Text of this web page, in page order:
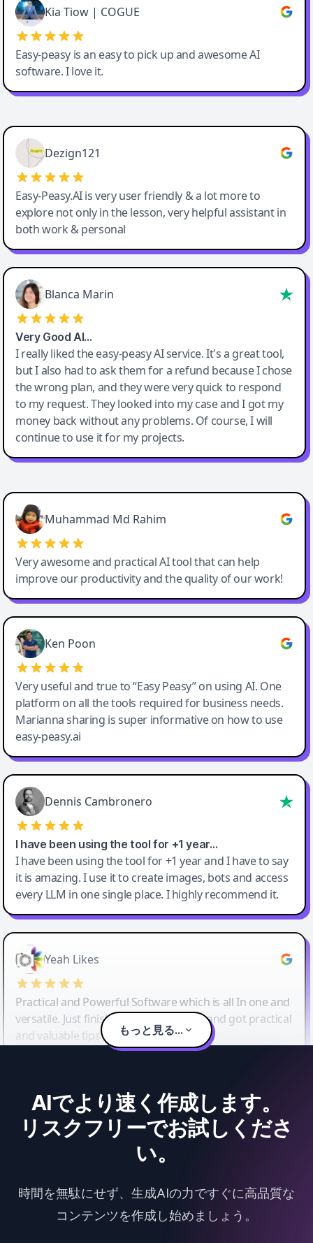
Great service, Best AI tool
Kia Tiow | COGUE
Easy-peasy is an easy to pick up and awesome AI
software. I love it.
Easy-Peasy AI
Dezign121
Easy-Peasy.AI is very user friendly & a lot more to
explore not only in the lesson, very helpful assistant in
both work & personal
Blanca Marin
Very Good AI…
I really liked the easy-peasy AI service. It's a great tool,
but I also had to ask them for a refund because I chose
the wrong plan, and they were very quick to respond
to my request. They looked into my case and I got my
money back without any problems. Of course, I will
continue to use it for my projects.
Easy-Peasy AI
Muhammad Md Rahim
Very awesome and practical AI tool that can help
improve our productivity and the quality of our work!
Ken Poon
Very useful and true to “Easy Peasy” on using AI. One
platform on all the tools required for business needs.
Marianna sharing is super informative on how to use
easy-peasy.ai
Dennis Cambronero
I have been using the tool for +1 year…
I have been using the tool for +1 year and I have to say
it is amazing. I use it to create images, bots and access
every LLM in one single place. I highly recommend it.
Yeah Likes
Practical and Powerful Software which is all In one and
versatile. Just finished their workshop and got practical
and valuable tips and tricks.
もっと見る...
AIでより速く作成します。
リスクフリーでお試しくださ
い。
時間を無駄にせず、生成AIの力ですぐに高品質な
コンテンツを作成し始めましょう。